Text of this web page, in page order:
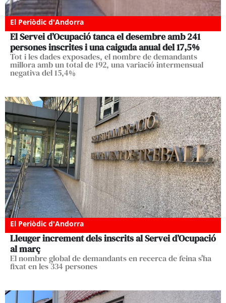
El Periòdic d'Andorra
El Servei d’Ocupació tanca el desembre amb 241
persones inscrites i una caiguda anual del 17,5%
Tot i les dades exposades, el nombre de demandants
millora amb un total de 192, una variació intermensual
negativa del 15,4%
El Periòdic d'Andorra
Lleuger increment dels inscrits al Servei d’Ocupació
al març
El nombre global de demandants en recerca de feina s'ha
fixat en les 334 persones